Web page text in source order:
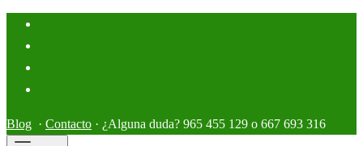
Blog · Contacto · ¿Alguna duda? 965 455 129 o 667 693 316